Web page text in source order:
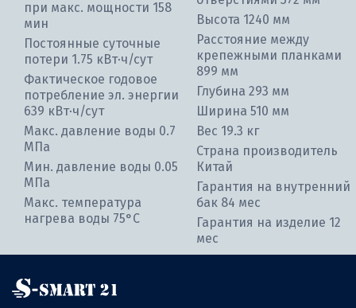
при макс. мощности 158
мин
Постоянные суточные
потери 1.75 кВт⋅ч/сут
Фактическое годовое
потребление эл. энергии
639 кВт⋅ч/сут
Макс. давление воды 0.7
МПа
Мин. давление воды 0.05
МПа
Макс. температура
нагрева воды 75°С
Высота 1240 мм
Расстояние между
крепежными планками
899 мм
Глубина 293 мм
Ширина 510 мм
Вес 19.3 кг
Страна производитель
Китай
Гарантия на внутренний
бак 84 мес
Гарантия на изделие 12
мес